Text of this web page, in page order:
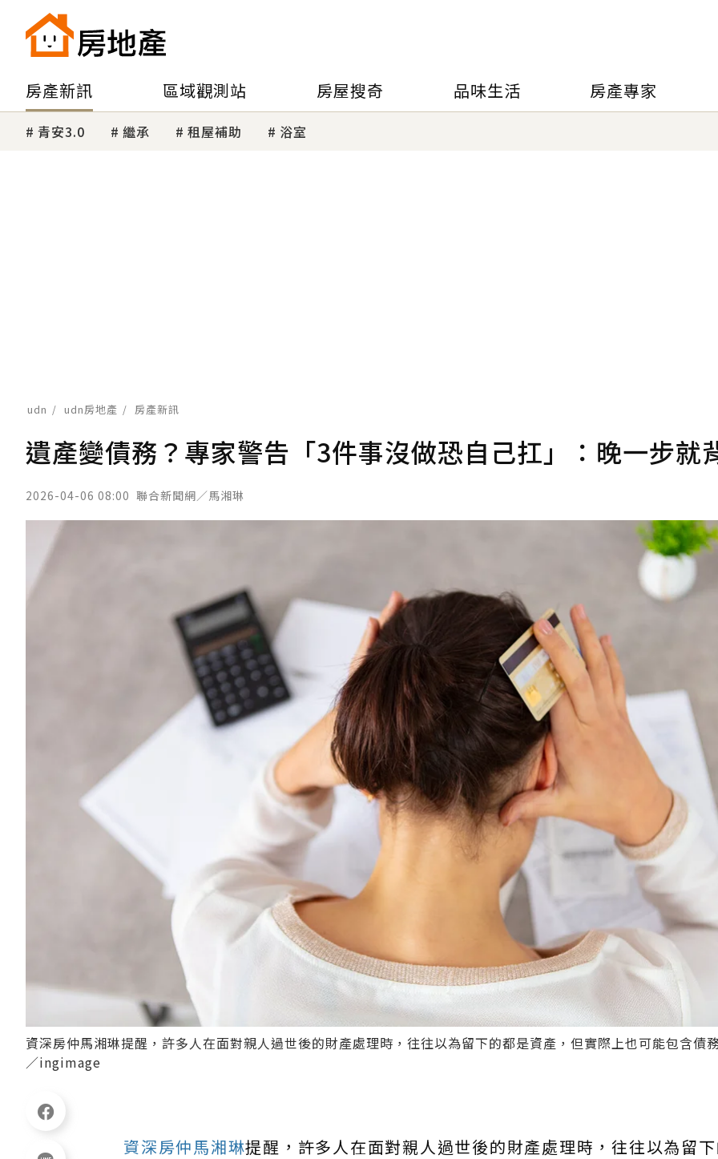
房產新訊 區域觀測站 房屋搜奇 品味生活 房產專家
青安3.0 繼承 租屋補助 浴室
udn udn房地產 房產新訊
遺產變債務？專家警告「3件事沒做恐自己扛」：晚一步就
2026-04-06 08:00 聯合新聞網／馬湘琳
資深房仲馬湘琳提醒，許多人在面對親人過世後的財產處理時，往往以為留下的都是資產，但實際上也可能包含債
／ingimage
資深房仲馬湘琳提醒，許多人在面對親人過世後的財產處理時，往往以為留